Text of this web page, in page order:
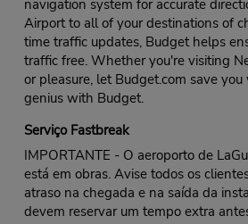
navigation system for accurate
Airport to all of your destinations of
time traffic updates, Budget helps
traffic free. Whether you're visiting
or pleasure, let Budget.com save
genius with Budget.
Serviço Fastbreak
IMPORTANTE - O aeroporto de
está em obras. Avise todos os
atraso na chegada e na saída da
devem reservar um tempo extra